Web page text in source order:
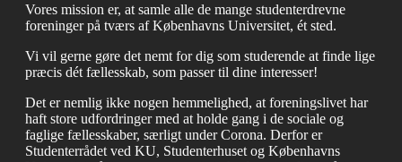
Vores mission er, at samle alle de mange studenterdrevne
foreninger på tværs af Københavns Universitet, ét sted.
Vi vil gerne gøre det nemt for dig som studerende at finde lige
præcis dét fællesskab, som passer til dine interesser!
Det er nemlig ikke nogen hemmelighed, at foreningslivet har
haft store udfordringer med at holde gang i de sociale og
faglige fællesskaber, særligt under Corona. Derfor er
Studenterrådet ved KU, Studenterhuset og Københavns